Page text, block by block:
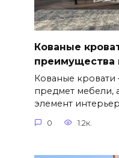
Кованые
преимущества
Кованые
предмет мебели,
элемент
0 1.2к.